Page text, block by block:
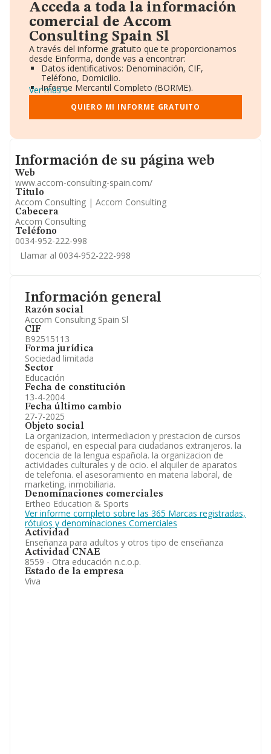
Información general
Razón social
Accom Consulting Spain Sl
CIF
B92515113
Forma jurídica
Sociedad limitada
Sector
Educación
Fecha de constitución
13-4-2004
Fecha último cambio
27-7-2025
Objeto social
La organizacion, intermediacion y prestacion de cursos
de español, en especial para ciudadanos extranjeros. la
docencia de la lengua española. la organizacion de
actividades culturales y de ocio. el alquiler de aparatos
de telefonia. el asesoramiento en materia laboral, de
marketing, inmobiliaria.
Denominaciones comerciales
Ertheo Education & Sports
Ver informe completo sobre las 365 Marcas registradas,
rótulos y denominaciones Comerciales
Actividad
Enseñanza para adultos y otros tipo de enseñanza
Actividad CNAE
8559 - Otra educación n.c.o.p.
Estado de la empresa
Viva
Acceda a toda la información
comercial de Accom
Consulting Spain Sl
A través del informe gratuito que te proporcionamos
desde Einforma, donde vas a encontrar:
Datos identificativos: Denominación, CIF,
Teléfono, Domicilio.
Informe Mercantil Completo (BORME).
Gráficos de Evolución Ventas y Empleados.
Consejo de Administración y Administradores.
Directivos y Ejecutivos.
Información oficial y registral complementaria.
Ver más
QUIERO MI INFORME GRATUITO
Informacion de su página web
Información de su página web
Web
www.accom-consulting-spain.com/
Titulo
Accom Consulting | Accom Consulting
Cabecera
Accom Consulting
Teléfono
0034-952-222-998
Llamar al 0034-952-222-998